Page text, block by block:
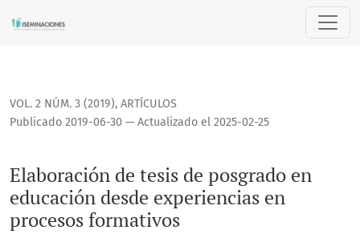
Elaboración de tesis de posgrado en educación desde
VOL. 2 NÚM. 3 (2019), ARTÍCULOS
Elaboración de tesis de posgrado en
educación desde experiencias en
procesos formativos
Publicado 2019-06-30 — Actualizado el 2025-02-25